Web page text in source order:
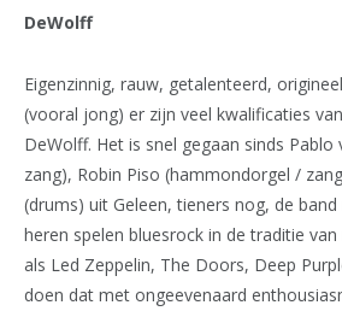
DeWolff
Eigenzinnig, rauw, getalenteerd,
(vooral jong) er zijn veel kwalificaties
DeWolff. Het is snel gegaan sinds
zang), Robin Piso (hammondorgel /
(drums) uit Geleen, tieners nog, de
heren spelen bluesrock in de traditie
als Led Zeppelin, The Doors, Deep
doen dat met ongeevenaard